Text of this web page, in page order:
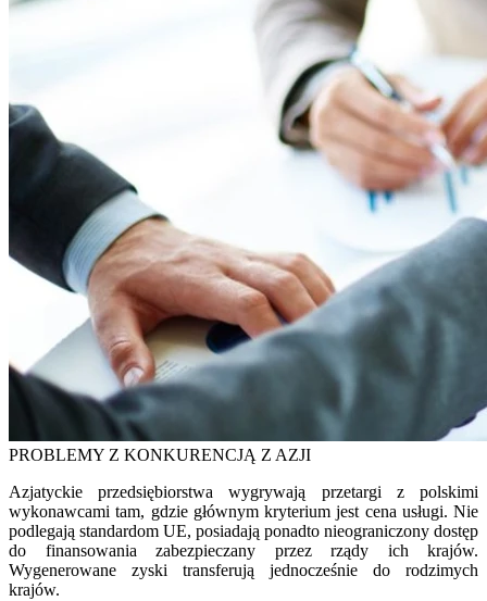
PROBLEMY Z KONKURENCJĄ Z AZJI
Azjatyckie przedsiębiorstwa wygrywają przetargi z polskimi
wykonawcami tam, gdzie głównym kryterium jest cena usługi. Nie
podlegają standardom UE, posiadają ponadto nieograniczony dostęp
do finansowania zabezpieczany przez rządy ich krajów.
Wygenerowane zyski transferują jednocześnie do rodzimych
krajów.